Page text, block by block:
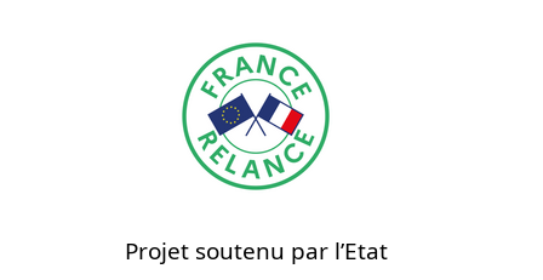
Projet soutenu par l’Etat